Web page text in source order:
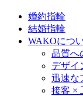
婚約指輪
結婚指輪
WAKOにつ
品質へ
デザイ
迅速な
接客 ×